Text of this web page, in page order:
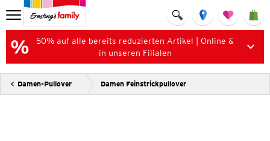
50% auf alle bereits reduzierten Artikel | Online &
in unseren Filialen
Damen-Pullover Damen Feinstrickpullover